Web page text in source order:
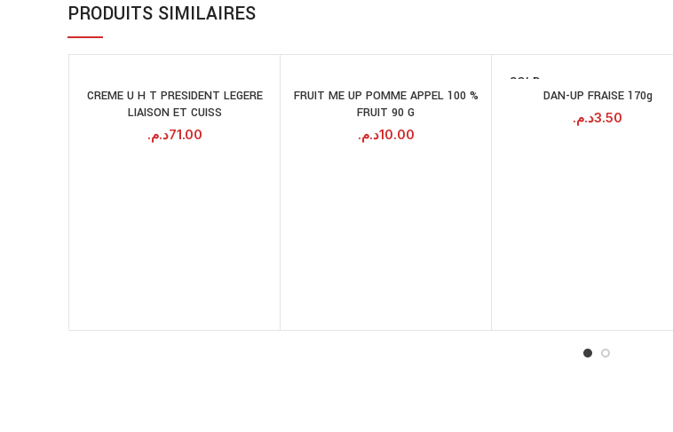
PRODUITS SIMILAIRES
AJOUTER AU
PANIER
CREME U H T PRESIDENT LEGERE
LIAISON ET CUISS
71.00د.م.
AJOUTER AU
PANIER
FRUIT ME UP POMME APPEL 100 %
FRUIT 90 G
10.00د.م.
SOLD
LIRE LA SUITE
DAN-UP FRAISE 170g
3.50د.م.